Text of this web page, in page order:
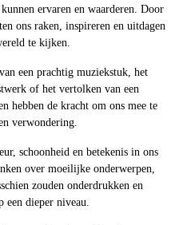
ervaren en waarderen. Door
ons raken, inspireren en uitdagen
te kijken.
een prachtig muziekstuk, het
of het vertolken van een
hebben de kracht om ons mee te
verwondering.
schoonheid en betekenis in ons
over moeilijke onderwerpen,
zouden onderdrukken en
een dieper niveau.